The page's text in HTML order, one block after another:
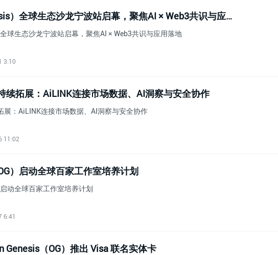
OG（Open Genesis）全球生态沙龙宁波站启幕，聚焦AI × Web3共识与应用落地
球生态沙龙宁波站启幕，聚焦AI × Web3共识与应用落地
3:10
续拓展：AiLINK连接市场数据、AI洞察与安全协作
展：AiLINK连接市场数据、AI洞察与安全协作
11:02
）启动全球百家工作室培养计划
动全球百家工作室培养计划
6:41
Genesis（OG）推出 Visa 联名实体卡